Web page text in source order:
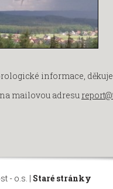
informace,
mailovou adresu
- o.s. | Staré stránky